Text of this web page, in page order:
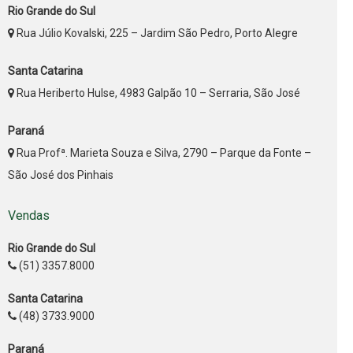
Rio Grande do Sul
Rua Júlio Kovalski, 225 – Jardim São Pedro, Porto Alegre
Santa Catarina
Rua Heriberto Hulse, 4983 Galpão 10 – Serraria, São José
Paraná
Rua Profª. Marieta Souza e Silva, 2790 – Parque da Fonte –
São José dos Pinhais
Vendas
Rio Grande do Sul
(51) 3357.8000
Santa Catarina
(48) 3733.9000
Paraná